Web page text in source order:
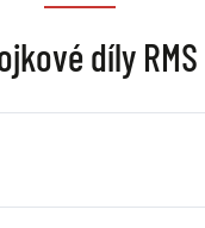
díly RMS